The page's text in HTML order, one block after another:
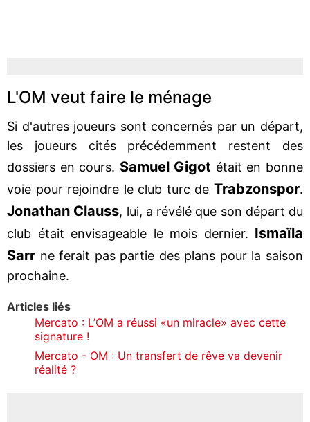
L'OM veut faire le ménage
Si d'autres joueurs sont concernés par un départ,
les joueurs cités précédemment restent des
dossiers en cours. Samuel Gigot était en bonne
voie pour rejoindre le club turc de Trabzonspor.
Jonathan Clauss, lui, a révélé que son départ du
club était envisageable le mois dernier. Ismaïla
Sarr ne ferait pas partie des plans pour la saison
prochaine.
Articles liés
Mercato : L’OM a réussi «un miracle» avec cette
signature !
Mercato - OM : Un transfert de rêve va devenir
réalité ?